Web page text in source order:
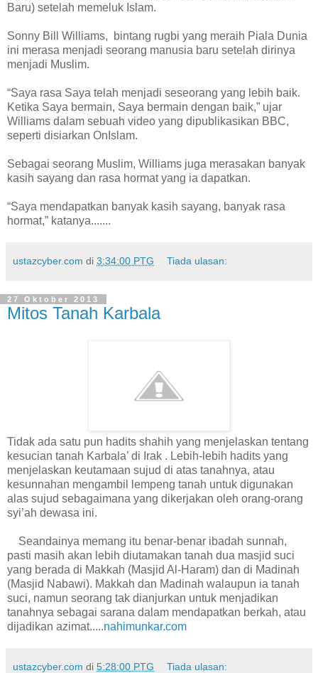
Baru) setelah memeluk Islam.
Sonny Bill Williams, bintang rugbi yang meraih Piala Dunia
ini merasa menjadi seorang manusia baru setelah dirinya
menjadi Muslim.
“Saya rasa Saya telah menjadi seseorang yang lebih baik.
Ketika Saya bermain, Saya bermain dengan baik,” ujar
Williams dalam sebuah video yang dipublikasikan BBC,
seperti disiarkan OnIslam.
Sebagai seorang Muslim, Williams juga merasakan banyak
kasih sayang dan rasa hormat yang ia dapatkan.
“Saya mendapatkan banyak kasih sayang, banyak rasa
hormat,” katanya.......
ustazcyber.com di 3:34:00 PTG Tiada ulasan:
27 Oktober 2013
Mitos Tanah Karbala
Tidak ada satu pun hadits shahih yang menjelaskan tentang
kesucian tanah Karbala’ di Irak . Lebih-lebih hadits yang
menjelaskan keutamaan sujud di atas tanahnya, atau
kesunnahan mengambil lempeng tanah untuk digunakan
alas sujud sebagaimana yang dikerjakan oleh orang-orang
syi’ah dewasa ini.
Seandainya memang itu benar-benar ibadah sunnah,
pasti masih akan lebih diutamakan tanah dua masjid suci
yang berada di Makkah (Masjid Al-Haram) dan di Madinah
(Masjid Nabawi). Makkah dan Madinah walaupun ia tanah
suci, namun seorang tak dianjurkan untuk menjadikan
tanahnya sebagai sarana dalam mendapatkan berkah, atau
dijadikan azimat.....nahimunkar.com
ustazcyber.com di 5:28:00 PTG Tiada ulasan: